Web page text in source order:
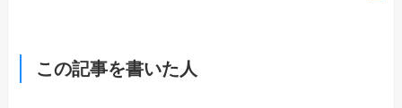
この記事を書いた人